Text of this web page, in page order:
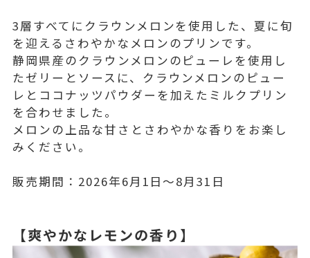
3層すべてにクラウンメロンを使用した、夏に旬
を迎えるさわやかなメロンのプリンです。
静岡県産のクラウンメロンのピューレを使用し
たゼリーとソースに、クラウンメロンのピュー
レとココナッツパウダーを加えたミルクプリン
を合わせました。
メロンの上品な甘さとさわやかな香りをお楽し
みください。
販売期間：2026年6月1日～8月31日
【爽やかなレモンの香り】